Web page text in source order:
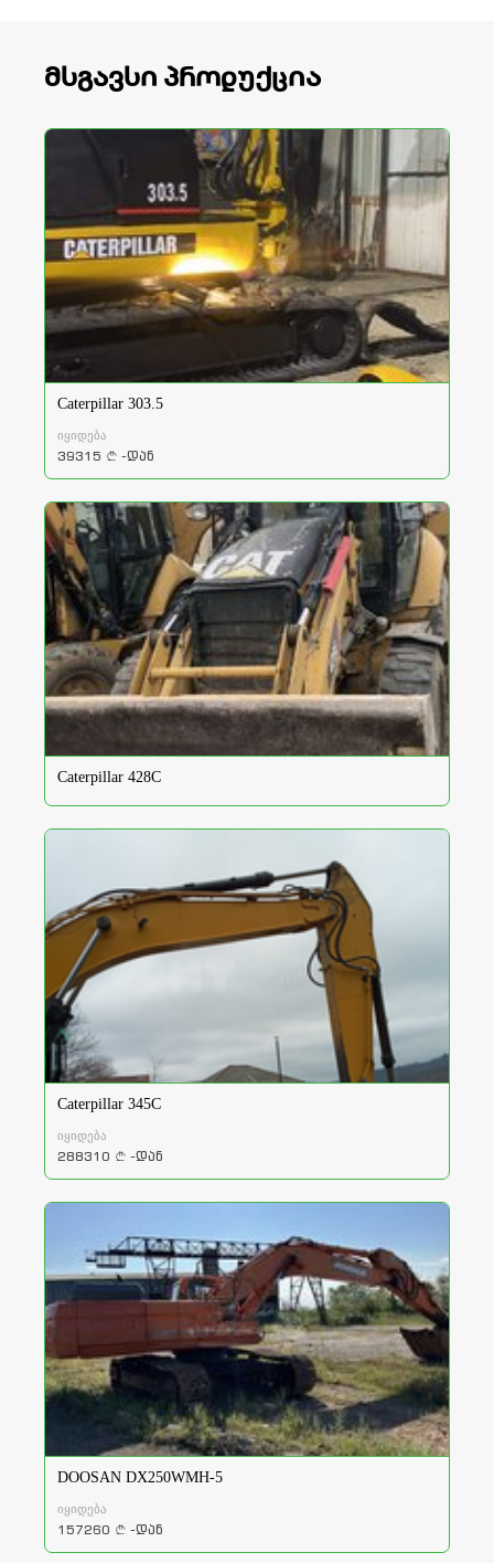
მსგავსი პროდუქცია
Caterpillar 303.5
იყიდება
39315 a -დან
Caterpillar 428C
Caterpillar 345C
იყიდება
288310 a -დან
DOOSAN DX250WMH-5
იყიდება
157260 a -დან